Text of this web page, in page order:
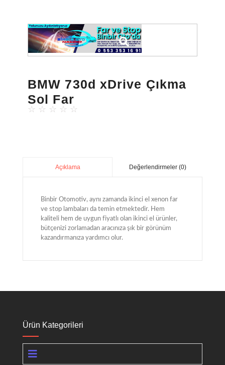
BMW 730d xDrive Çıkma
Sol Far
☆ ☆ ☆ ☆ ☆
Açıklama Değerlendirmeler (0)
Binbir Otomotiv, aynı zamanda ikinci el xenon far
ve stop lambaları da temin etmektedir. Hem
kaliteli hem de uygun fiyatlı olan ikinci el ürünler,
bütçenizi zorlamadan aracınıza şık bir görünüm
kazandırmanıza yardımcı olur.
Ürün Kategorileri